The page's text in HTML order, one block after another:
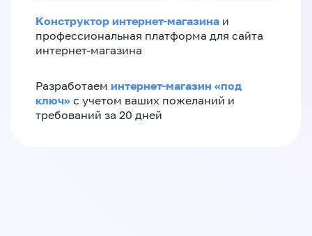
Конструктор интернет-магазина и
профессиональная платформа для сайта
интернет-магазина
Разработаем интернет-магазин «‎под
ключ»‎ с учетом ваших пожеланий и
требований за 20 дней